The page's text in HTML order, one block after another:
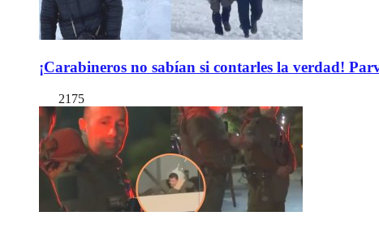
¡Carabineros no sabían si contarles la verdad!
2175